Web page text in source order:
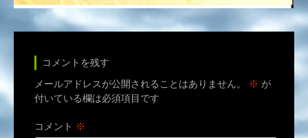
コメントを残す
メールアドレスが公開されることはありません。
※ が
付いている欄は必須項目です
コメント ※